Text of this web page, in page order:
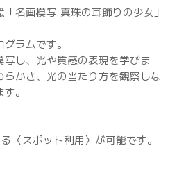
名画模写 真珠の耳飾りの少女」
ラムです。
写し、光や質感の表現を学びま
かさ、光の当たり方を観察しな
。
〈スポット利用〉が可能です。